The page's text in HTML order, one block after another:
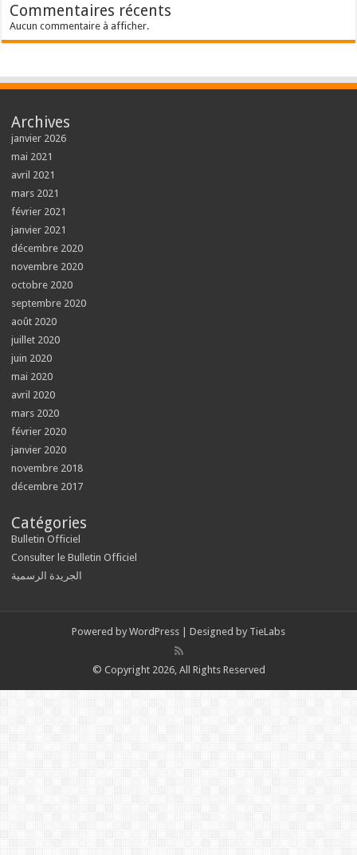
Commentaires récents
Aucun commentaire à afficher.
Archives
janvier 2026
mai 2021
avril 2021
mars 2021
février 2021
janvier 2021
décembre 2020
novembre 2020
octobre 2020
septembre 2020
août 2020
juillet 2020
juin 2020
mai 2020
avril 2020
mars 2020
février 2020
janvier 2020
novembre 2018
décembre 2017
Catégories
Bulletin Officiel
Consulter le Bulletin Officiel
الجريدة الرسمية
Powered by WordPress | Designed by TieLabs
© Copyright 2026, All Rights Reserved